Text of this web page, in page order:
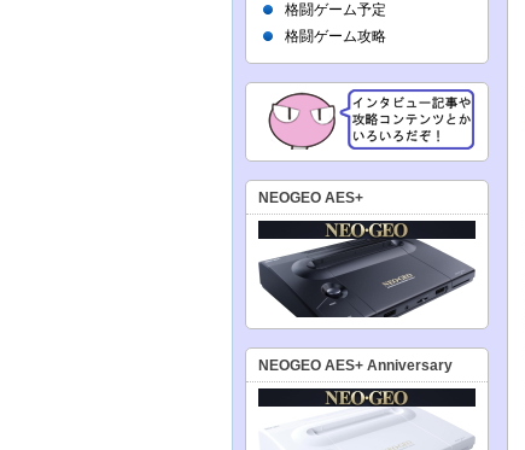
格闘ゲーム予定
格闘ゲーム攻略
NEOGEO AES+
NEOGEO AES+ Anniversary